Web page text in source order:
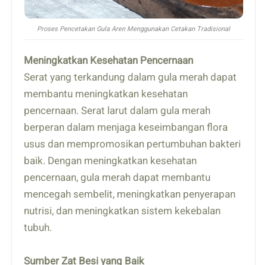
Proses Pencetakan Gula Aren Menggunakan Cetakan Tradisional
Meningkatkan Kesehatan Pencernaan
Serat yang terkandung dalam gula merah dapat
membantu meningkatkan kesehatan
pencernaan. Serat larut dalam gula merah
berperan dalam menjaga keseimbangan flora
usus dan mempromosikan pertumbuhan bakteri
baik. Dengan meningkatkan kesehatan
pencernaan, gula merah dapat membantu
mencegah sembelit, meningkatkan penyerapan
nutrisi, dan meningkatkan sistem kekebalan
tubuh.
Sumber Zat Besi yang Baik